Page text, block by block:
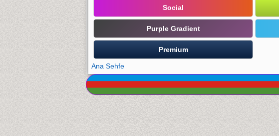
Social
Purple Gradient
Premium
Ana Sehfe